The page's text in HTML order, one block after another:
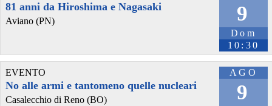
9
Dom
10:30
81 anni da Hiroshima e Nagasaki
Aviano (PN)
AGO
9
EVENTO
No alle armi e tantomeno quelle nucleari
Casalecchio di Reno (BO)